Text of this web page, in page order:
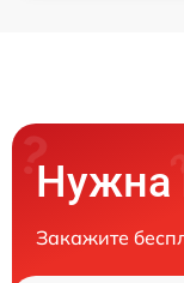
Нужна
Закажите